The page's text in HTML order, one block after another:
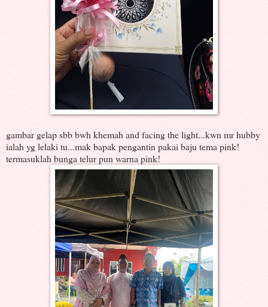
gambar gelap sbb bwh khemah and facing the light...kwn mr hubby
ialah yg lelaki tu...mak bapak pengantin pakai baju tema pink!
termasuklah bunga telur pun warna pink!